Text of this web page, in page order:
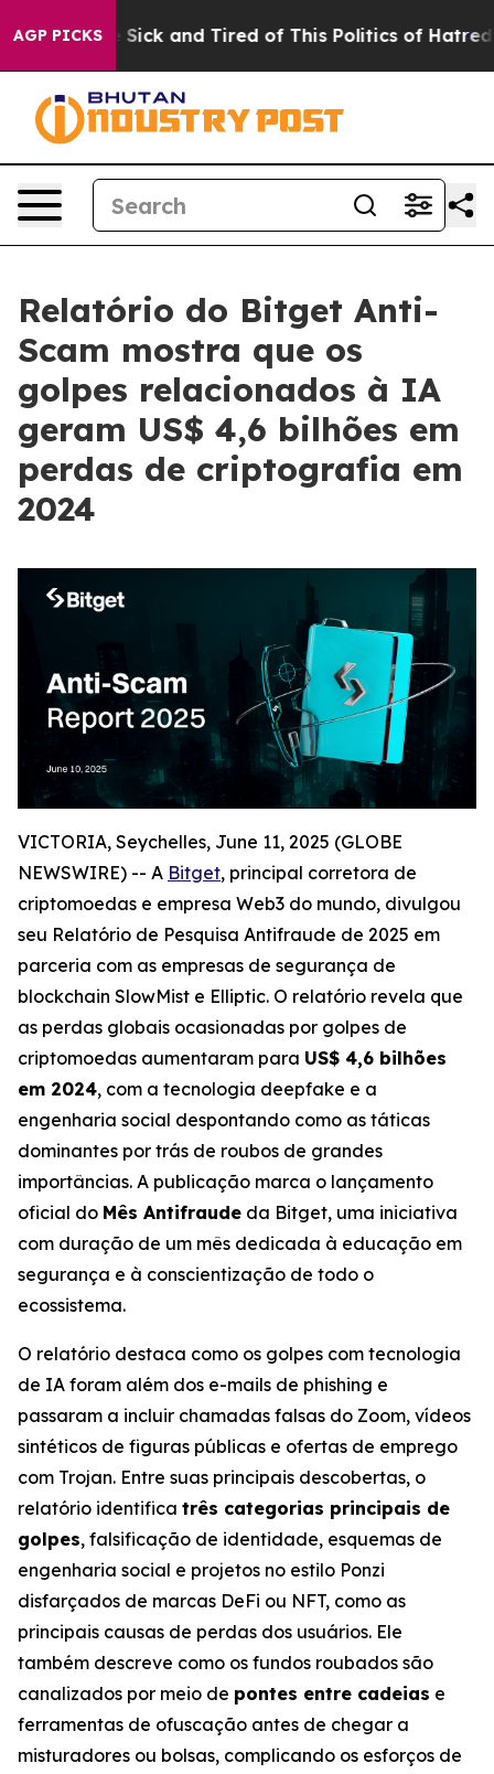
AGP PICKS
Are Sick and Tired of This Politics of Hatred” The
Relatório do Bitget Anti-
Scam mostra que os
golpes relacionados à IA
geram US$ 4,6 bilhões em
perdas de criptografia em
2024
VICTORIA, Seychelles, June 11, 2025 (GLOBE
NEWSWIRE) -- A Bitget, principal corretora de
criptomoedas e empresa Web3 do mundo, divulgou
seu Relatório de Pesquisa Antifraude de 2025 em
parceria com as empresas de segurança de
blockchain SlowMist e Elliptic. O relatório revela que
as perdas globais ocasionadas por golpes de
criptomoedas aumentaram para US$ 4,6 bilhões
em 2024, com a tecnologia deepfake e a
engenharia social despontando como as táticas
dominantes por trás de roubos de grandes
importâncias. A publicação marca o lançamento
oficial do Mês Antifraude da Bitget, uma iniciativa
com duração de um mês dedicada à educação em
segurança e à conscientização de todo o
ecossistema.
O relatório destaca como os golpes com tecnologia
de IA foram além dos e-mails de phishing e
passaram a incluir chamadas falsas do Zoom, vídeos
sintéticos de figuras públicas e ofertas de emprego
com Trojan. Entre suas principais descobertas, o
relatório identifica três categorias principais de
golpes, falsificação de identidade, esquemas de
engenharia social e projetos no estilo Ponzi
disfarçados de marcas DeFi ou NFT, como as
principais causas de perdas dos usuários. Ele
também descreve como os fundos roubados são
canalizados por meio de pontes entre cadeias e
ferramentas de ofuscação antes de chegar a
misturadores ou bolsas, complicando os esforços de